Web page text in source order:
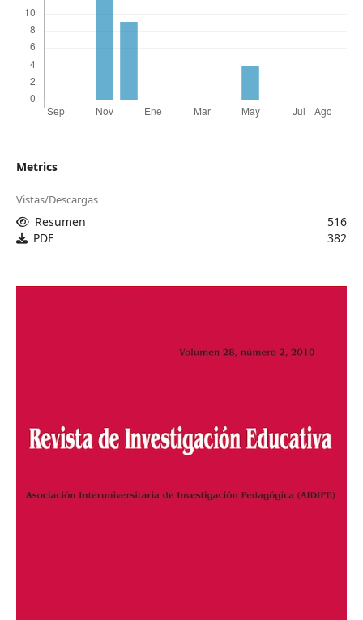
Metrics
Vistas/Descargas
Resumen
516
PDF
382